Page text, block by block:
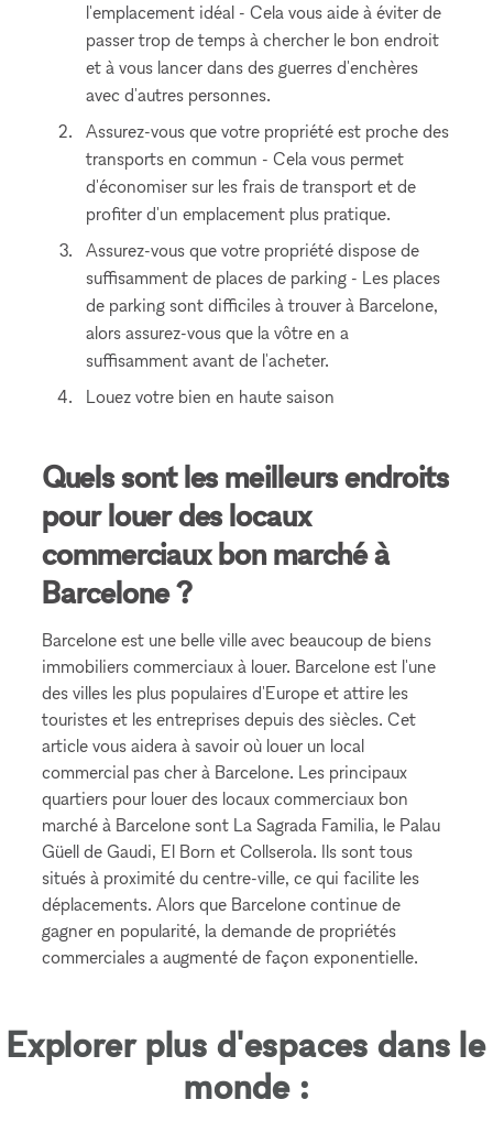
l'emplacement idéal - Cela vous aide à éviter de
passer trop de temps à chercher le bon endroit
et à vous lancer dans des guerres d'enchères
avec d'autres personnes.
Assurez-vous que votre propriété est proche des
transports en commun - Cela vous permet
d'économiser sur les frais de transport et de
profiter d'un emplacement plus pratique.
Assurez-vous que votre propriété dispose de
suffisamment de places de parking - Les places
de parking sont difficiles à trouver à Barcelone,
alors assurez-vous que la vôtre en a
suffisamment avant de l'acheter.
Louez votre bien en haute saison
Quels sont les meilleurs endroits
pour louer des locaux
commerciaux bon marché à
Barcelone ?
Barcelone est une belle ville avec beaucoup de biens
immobiliers commerciaux à louer. Barcelone est l'une
des villes les plus populaires d'Europe et attire les
touristes et les entreprises depuis des siècles. Cet
article vous aidera à savoir où louer un local
commercial pas cher à Barcelone. Les principaux
quartiers pour louer des locaux commerciaux bon
marché à Barcelone sont La Sagrada Familia, le Palau
Güell de Gaudi, El Born et Collserola. Ils sont tous
situés à proximité du centre-ville, ce qui facilite les
déplacements. Alors que Barcelone continue de
gagner en popularité, la demande de propriétés
commerciales a augmenté de façon exponentielle.
Explorer plus d'espaces dans le
monde :